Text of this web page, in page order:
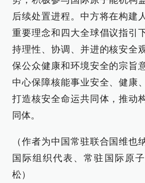
后续处置进程。中方将在构建
重要理念和四大全球倡议指引
持理性、协调、并进的核安全
保公众健康和环境安全的宗旨
中心保障核能事业安全、健康
打造核安全命运共同体，推动
同体。
（作者为中国常驻联合国维也
国际组织代表、常驻国际原
松）